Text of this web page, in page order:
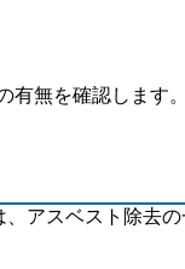
無を確認します。
アスベスト除去の